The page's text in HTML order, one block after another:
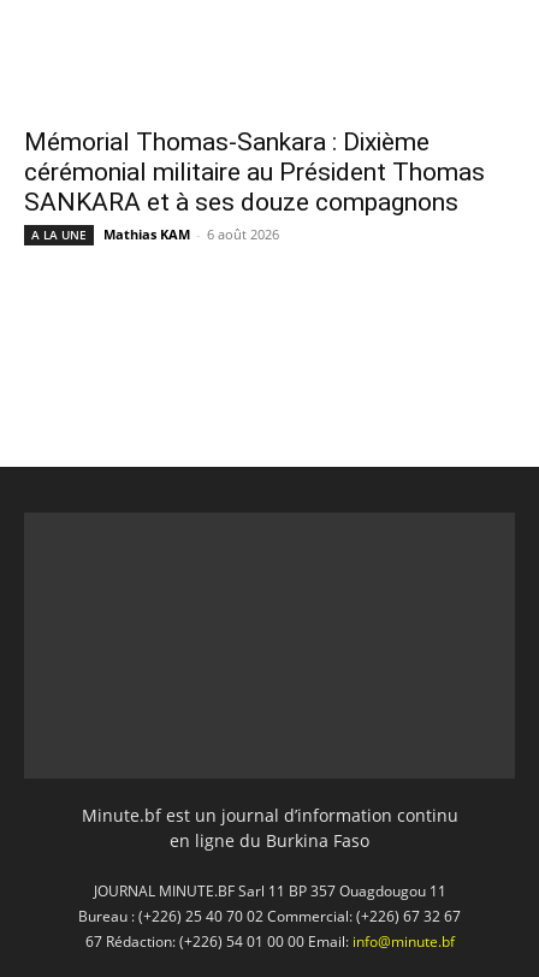
Mémorial Thomas-Sankara : Dixième
cérémonial militaire au Président Thomas
SANKARA et à ses douze compagnons
A LA UNE Mathias KAM - 6 août 2026
Minute.bf est un journal d’information continu
en ligne du Burkina Faso
JOURNAL MINUTE.BF Sarl 11 BP 357 Ouagdougou 11
Bureau : (+226) 25 40 70 02 Commercial: (+226) 67 32 67
67 Rédaction: (+226) 54 01 00 00 Email: info@minute.bf